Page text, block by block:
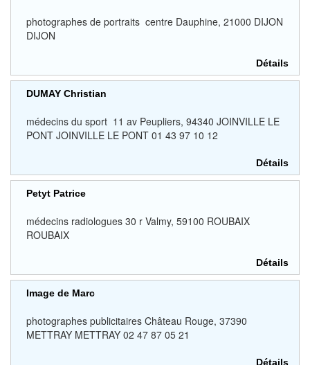
photographes de portraits centre Dauphine, 21000 DIJON
DIJON
Détails
DUMAY Christian
médecins du sport 11 av Peupliers, 94340 JOINVILLE LE
PONT JOINVILLE LE PONT 01 43 97 10 12
Détails
Petyt Patrice
médecins radiologues 30 r Valmy, 59100 ROUBAIX
ROUBAIX
Détails
Image de Marc
photographes publicitaires Château Rouge, 37390
METTRAY METTRAY 02 47 87 05 21
Détails